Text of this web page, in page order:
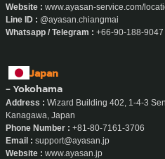
Website : www.ayasan-service.com/
Line ID : @ayasan.chiangmai
Whatsapp / Telegram : +66-90-188-9047
Japan
- Yokohama
Address : Wizard Building 402, 1-4-3
Kanagawa, Japan
Phone Number : +81-80-7161-3706
Email : support@ayasan.jp
Website : www.ayasan.jp